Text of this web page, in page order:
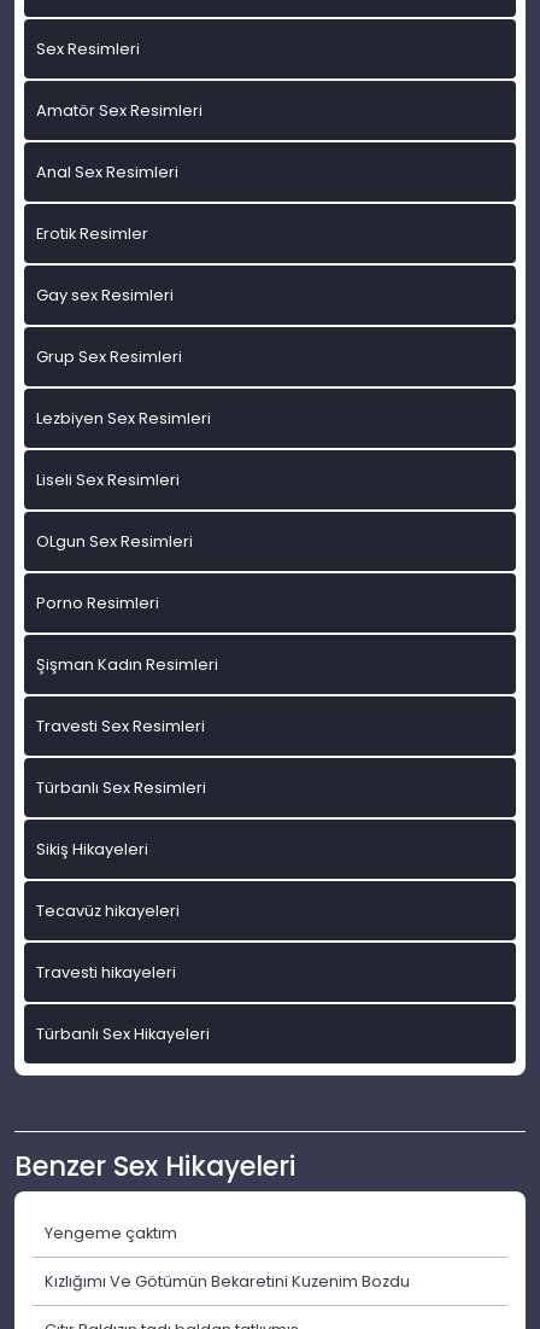
Sex Resimleri
Amatör Sex Resimleri
Anal Sex Resimleri
Erotik Resimler
Gay sex Resimleri
Grup Sex Resimleri
Lezbiyen Sex Resimleri
Liseli Sex Resimleri
OLgun Sex Resimleri
Porno Resimleri
Şişman Kadın Resimleri
Travesti Sex Resimleri
Türbanlı Sex Resimleri
Sikiş Hikayeleri
Tecavüz hikayeleri
Travesti hikayeleri
Türbanlı Sex Hikayeleri
Benzer Sex Hikayeleri
Yengeme çaktım
Kızlığımı Ve Götümün Bekaretini Kuzenim Bozdu